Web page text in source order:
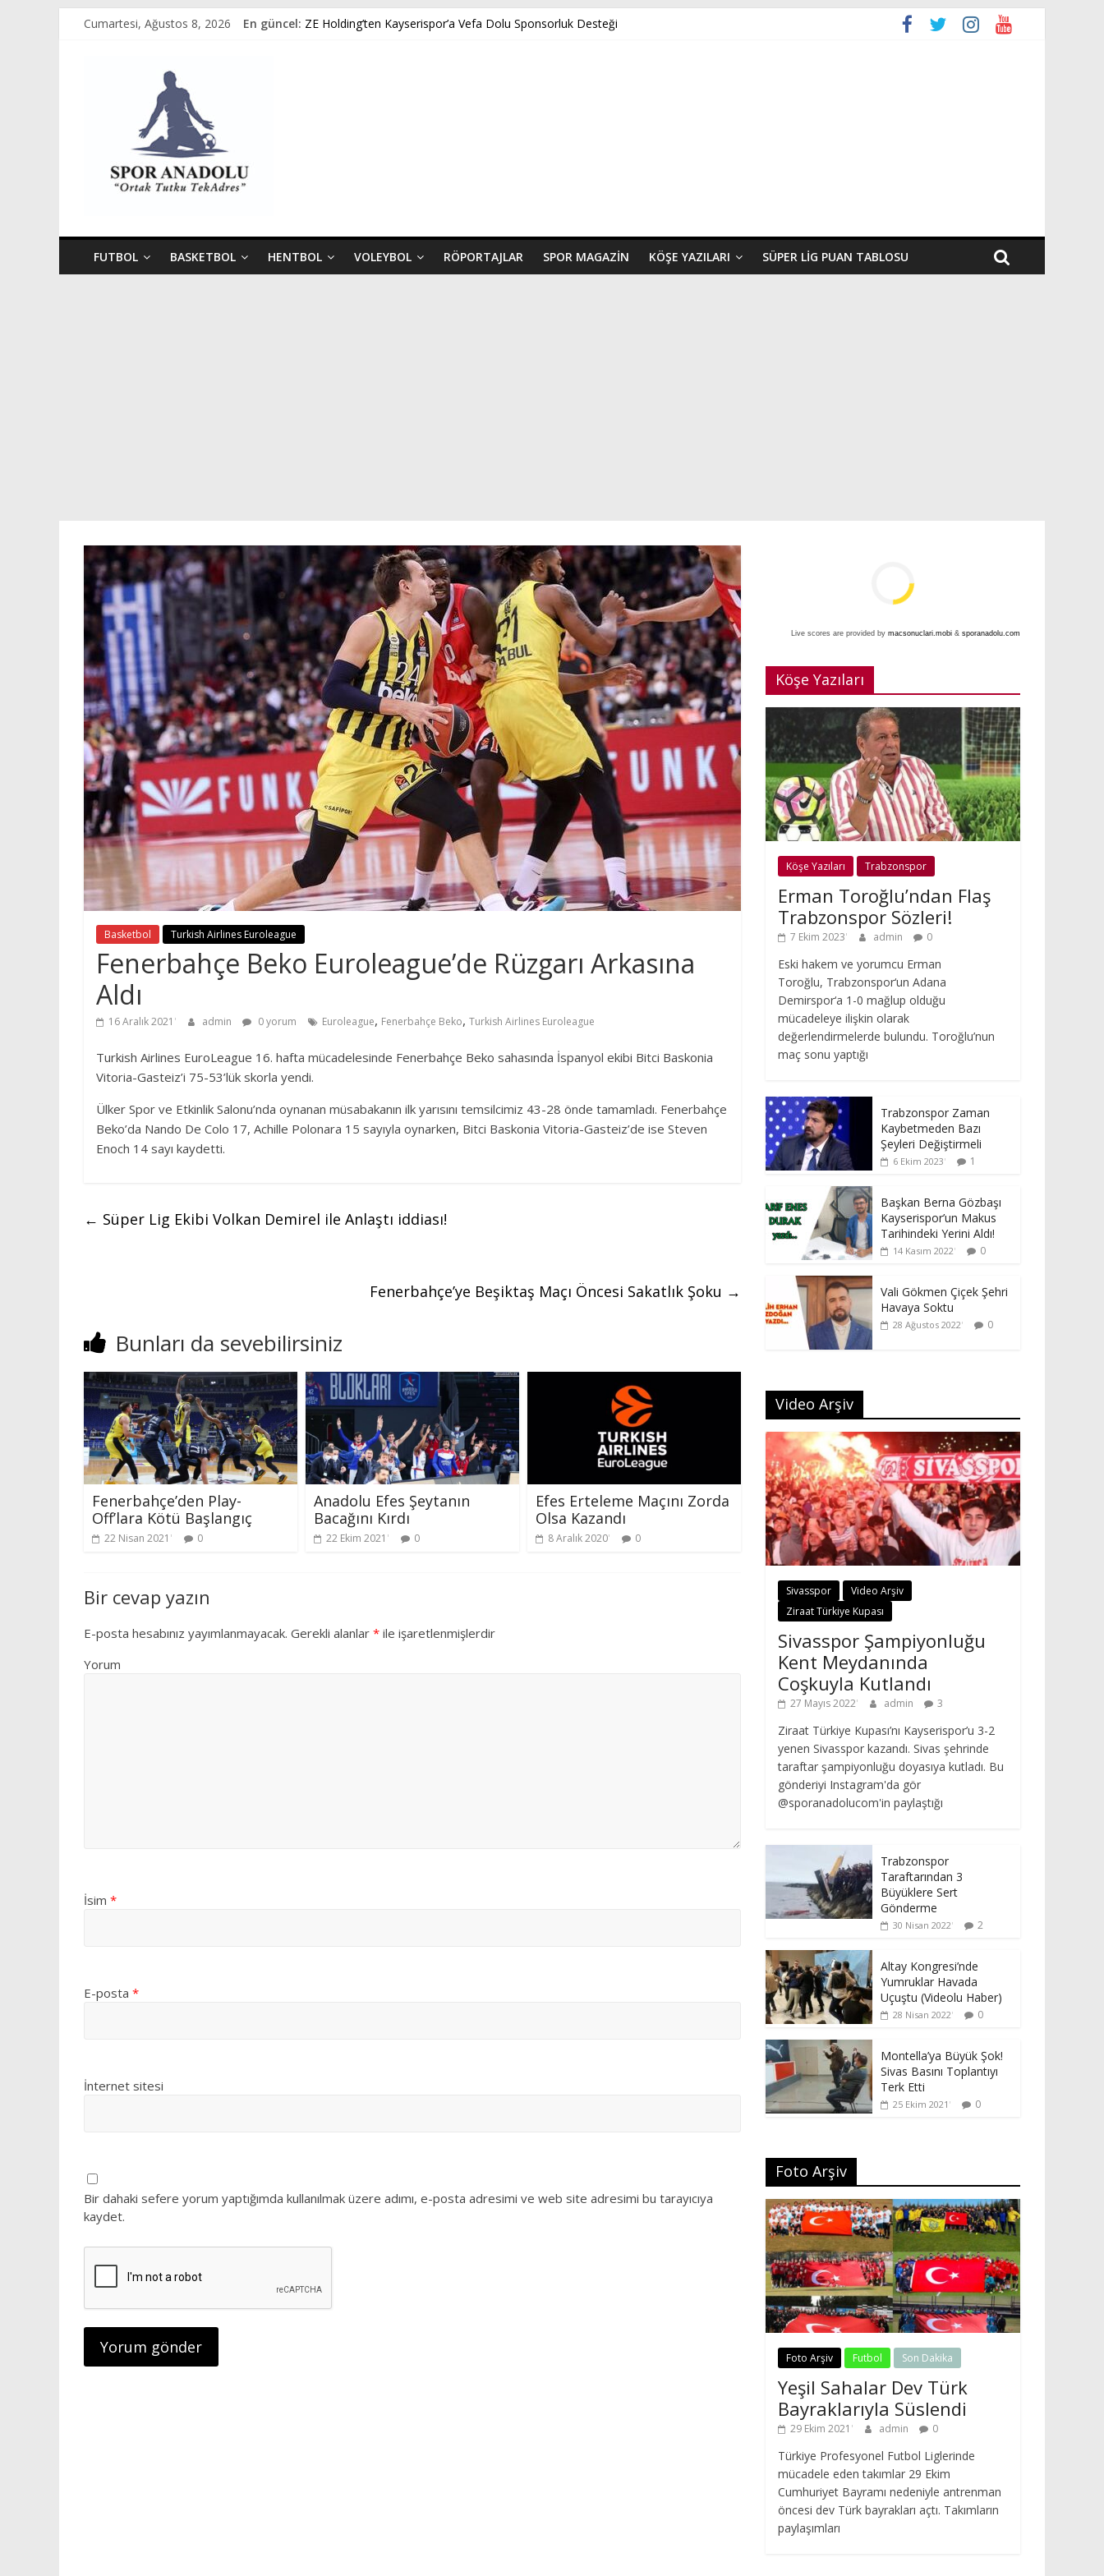
Cumartesi, Ağustos 8, 2026 En güncel: ZE Holding’ten Kayserispor’a Vefa Dolu Sponsorluk Desteği
Spor
Anadolu
Tutku,
FUTBOL BASKETBOL HENTBOL VOLEYBOL RÖPORTAJLAR SPOR MAGAZIN KÖŞE YAZILARI SÜPER LIG PUAN TABLOSU
Basketbol Turkish Airlines Euroleague
Fenerbahçe Beko Euroleague’de Rüzgarı Arkasına
Aldı
16 Aralık 2021 admin 0 yorum Euroleague, Fenerbahçe Beko, Turkish Airlines Euroleague
Turkish Airlines EuroLeague 16. hafta mücadelesinde Fenerbahçe Beko sahasında İspanyol ekibi Bitci Baskonia
Vitoria-Gasteiz’i 75-53’lük skorla yendi.
Ülker Spor ve Etkinlik Salonu’nda oynanan müsabakanın ilk yarısını temsilcimiz 43-28 önde tamamladı. Fenerbahçe
Beko’da Nando De Colo 17, Achille Polonara 15 sayıyla oynarken, Bitci Baskonia Vitoria-Gasteiz’de ise Steven
Enoch 14 sayı kaydetti.
← Süper Lig Ekibi Volkan Demirel ile Anlaştı iddiası!
Fenerbahçe’ye Beşiktaş Maçı Öncesi Sakatlık Şoku →
Bunları da sevebilirsiniz
Fenerbahçe’den Play-
Off’lara Kötü Başlangıç
22 Nisan 2021 0
Anadolu Efes Şeytanın
Bacağını Kırdı
22 Ekim 2021 0
Efes Erteleme Maçını Zorda
Olsa Kazandı
8 Aralık 2020 0
Bir cevap yazın
E-posta hesabınız yayımlanmayacak. Gerekli alanlar * ile işaretlenmişlerdir
Yorum
İsim *
E-posta *
İnternet sitesi
Bir dahaki sefere yorum yaptığımda kullanılmak üzere adımı, e-posta adresimi ve web site adresimi bu tarayıcıya
kaydet.
Live scores are provided by macsonuclari.mobi & sporanadolu.com
Köşe Yazıları
Köşe Yazıları Trabzonspor
Erman Toroğlu’ndan Flaş
Trabzonspor Sözleri!
7 Ekim 2023 admin 0
Eski hakem ve yorumcu Erman
Toroğlu, Trabzonspor‘un Adana
Demirspor‘a 1-0 mağlup olduğu
mücadeleye ilişkin olarak
değerlendirmelerde bulundu. Toroğlu’nun
maç sonu yaptığı
Trabzonspor Zaman
Kaybetmeden Bazı
Şeyleri Değiştirmeli
6 Ekim 2023 1
Başkan Berna Gözbaşı
Kayserispor’un Makus
Tarihindeki Yerini Aldı!
14 Kasım 2022 0
Vali Gökmen Çiçek Şehri
Havaya Soktu
28 Ağustos 2022 0
Video Arşiv
Sivasspor
Video Arşiv
Ziraat Türkiye Kupası
Sivasspor Şampiyonluğu
Kent Meydanında
Coşkuyla Kutlandı
27 Mayıs 2022 admin 3
Ziraat Türkiye Kupası’nı Kayserispor’u 3-2
yenen Sivasspor kazandı. Sivas şehrinde
taraftar şampiyonluğu doyasıya kutladı. Bu
gönderiyi Instagram'da gör
@sporanadolucom'in paylaştığı
Trabzonspor
Taraftarından 3
Büyüklere Sert
Gönderme
30 Nisan 2022 2
Altay Kongresi’nde
Yumruklar Havada
Uçuştu (Videolu Haber)
28 Nisan 2022 0
Montella’ya Büyük Şok!
Sivas Basını Toplantıyı
Terk Etti
25 Ekim 2021 0
Foto Arşiv
Foto Arşiv Futbol Son Dakika
Yeşil Sahalar Dev Türk
Bayraklarıyla Süslendi
29 Ekim 2021 admin 0
Türkiye Profesyonel Futbol Liglerinde
mücadele eden takımlar 29 Ekim
Cumhuriyet Bayramı nedeniyle antrenman
öncesi dev Türk bayrakları açtı. Takımların
paylaşımları